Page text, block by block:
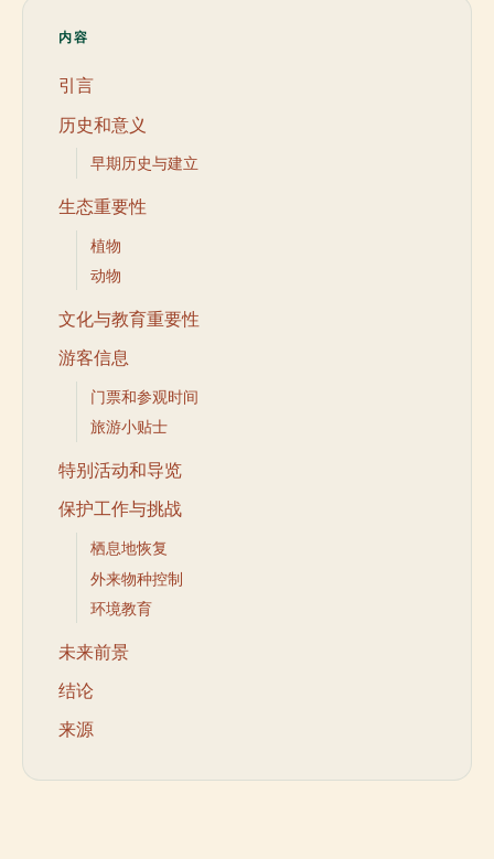
内容
引言
历史和意义
早期历史与建立
生态重要性
植物
动物
文化与教育重要性
游客信息
门票和参观时间
旅游小贴士
特别活动和导览
保护工作与挑战
栖息地恢复
外来物种控制
环境教育
未来前景
结论
来源